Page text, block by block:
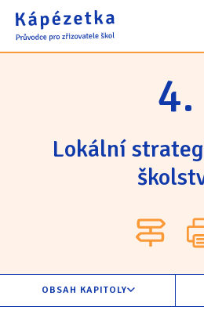
Otevřít
Klub
4.
Lokální
OBSAH KAPITOLY